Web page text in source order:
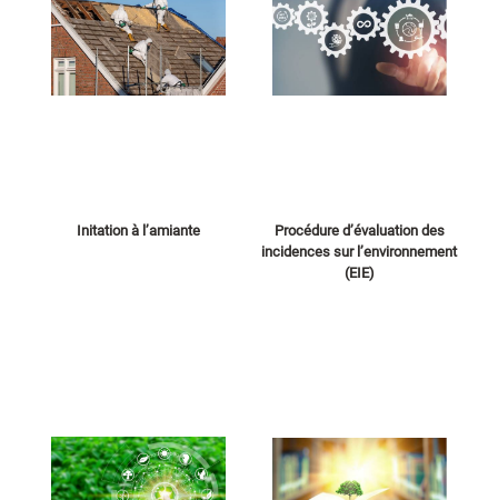
Initation à l’amiante
Procédure d’évaluation des
incidences sur l’environnement
(EIE)